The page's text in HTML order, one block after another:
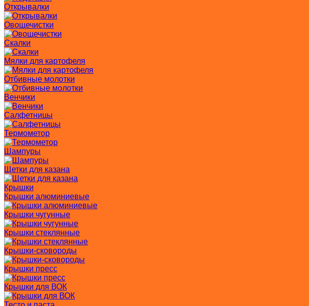
Открывалки
Овощечистки
Скалки
Мялки для картофеля
Отбивные молотки
Венчики
Салфетницы
Термометор
Шампуры
Щетки для казана
Крышки
Крышки алюминиевые
Крышки чугунные
Крышки стеклянные
Крышки-сковороды
Крышки пресс
Крышки для ВОК